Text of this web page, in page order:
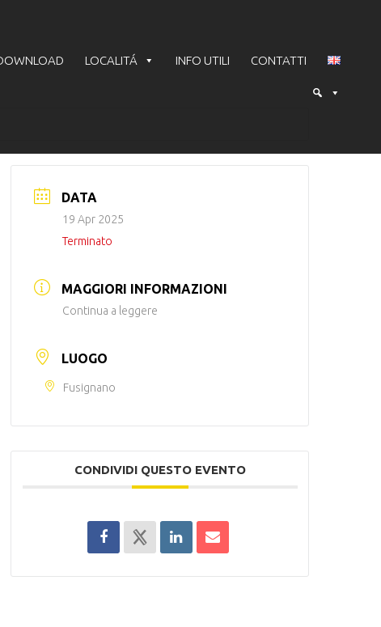
LOCALITÁ INFO UTILI CONTATTI
DATA
19 Apr 2025
Terminato
MAGGIORI INFORMAZIONI
Continua a leggere
LUOGO
Fusignano
CONDIVIDI QUESTO EVENTO